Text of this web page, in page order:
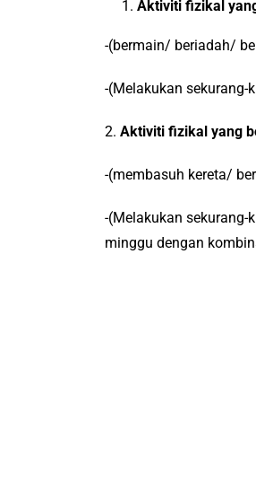
Aktiviti fizikal
-(bermain/ beriadah/
-(Melakukan
2. Aktiviti fizikal yang
-(membasuh kereta/
-(Melakukan
minggu dengan